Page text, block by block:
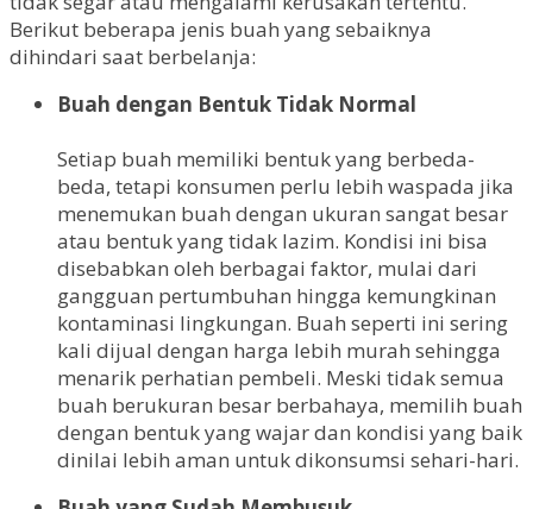
Berikut beberapa jenis buah yang sebaiknya
dihindari saat berbelanja:
Buah dengan Bentuk Tidak Normal
Setiap buah memiliki bentuk yang berbeda-
beda, tetapi konsumen perlu lebih waspada jika
menemukan buah dengan ukuran sangat besar
atau bentuk yang tidak lazim. Kondisi ini bisa
disebabkan oleh berbagai faktor, mulai dari
gangguan pertumbuhan hingga kemungkinan
kontaminasi lingkungan. Buah seperti ini sering
kali dijual dengan harga lebih murah sehingga
menarik perhatian pembeli. Meski tidak semua
buah berukuran besar berbahaya, memilih buah
dengan bentuk yang wajar dan kondisi yang baik
dinilai lebih aman untuk dikonsumsi sehari-hari.